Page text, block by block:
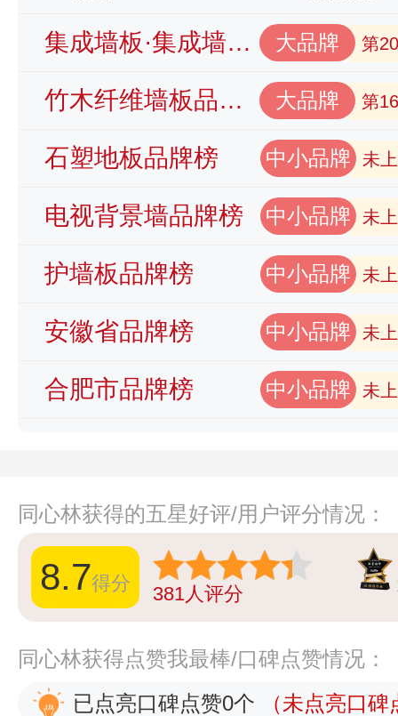
集成墙板·集成墙面品牌榜 大品牌 第
竹木纤维墙板品牌榜 大品牌 第
石塑地板品牌榜 中小品牌 未
电视背景墙品牌榜 中小品牌 未
护墙板品牌榜 中小品牌 未
安徽省品牌榜 中小品牌 未
合肥市品牌榜 中小品牌 未
同心林获得的五星好评/用户评分情况：
8.7得分 381人评分
同心林获得点赞我最棒/口碑点赞情况：
已点亮口碑点赞0个
（未点亮口